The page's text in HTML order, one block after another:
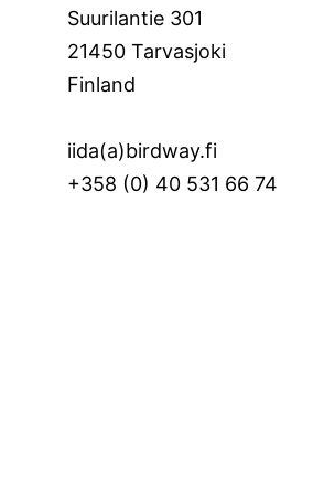
Suurilantie 301
21450 Tarvasjoki
Finland
iida(a)birdway.fi
+358 (0) 40 531 66 74